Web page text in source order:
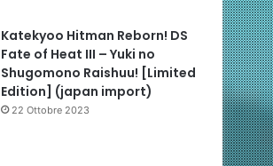
Katekyoo Hitman Reborn! DS
Fate of Heat III – Yuki no
Shugomono Raishuu! [Limited
Edition] (japan import)
22 Ottobre 2023